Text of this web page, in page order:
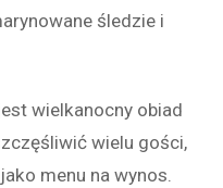
śledzie i
wielkanocny obiad
wielu gości,
menu na wynos.